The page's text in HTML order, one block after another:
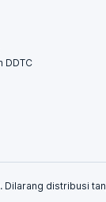
DDTC
Dilarang distribusi